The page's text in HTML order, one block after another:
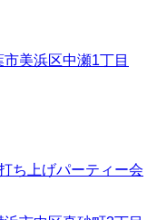
美浜区中瀬1丁目
ち上げパーティー会